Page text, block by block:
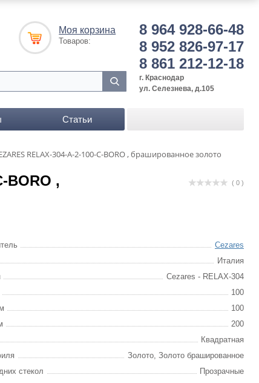
8 964 928-66-48
8 952 826-97-17
8 861 212-12-18
г. Краснодар
ул. Селезнева, д.105
Моя корзина
Товаров:
Статьи
RELAX-304-A-2-100-C-BORO , брашированное золото
BORO ,
( 0 )
Cezares
Италия
Cezares - RELAX-304
100
100
200
Квадратная
Золото, Золото брашированное
стекол
Прозрачные